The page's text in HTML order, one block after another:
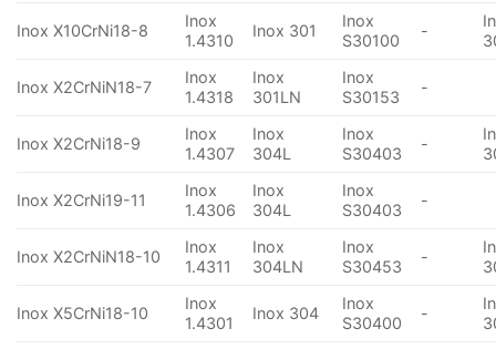
Inox X10CrNi18-8
Inox
1.4310
Inox 301
Inox
S30100
-
Inox X2CrNiN18-7
Inox
1.4318
Inox
301LN
Inox
S30153
-
Inox X2CrNi18-9
Inox
1.4307
Inox
304L
Inox
S30403
-
Inox X2CrNi19-11
Inox
1.4306
Inox
304L
Inox
S30403
-
Inox X2CrNiN18-10
Inox
1.4311
Inox
304LN
Inox
S30453
-
Inox X5CrNi18-10
Inox
1.4301
Inox 304
Inox
S30400
-